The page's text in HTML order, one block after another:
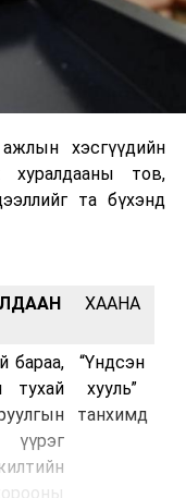
хэсгүүдийн
хуралдааны тов,
та бүхэнд
ХААНА
бараа,
тухай
үүрэг
“Үндсэн
хууль”
танхимд